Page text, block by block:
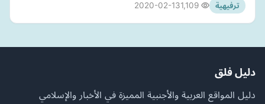
ترفيهية 2020-02-13
دليل فلق
دليل المواقع العربية والأجنبية المميزة في الأخبار والإسلامي